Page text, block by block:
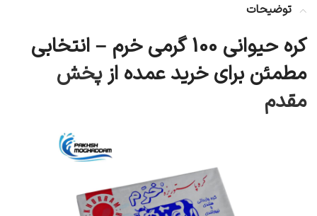
توضیحات
کره حیوانی 100 گرمی خرم – انتخابی
مطمئن برای خرید عمده ازپخش
مقدم